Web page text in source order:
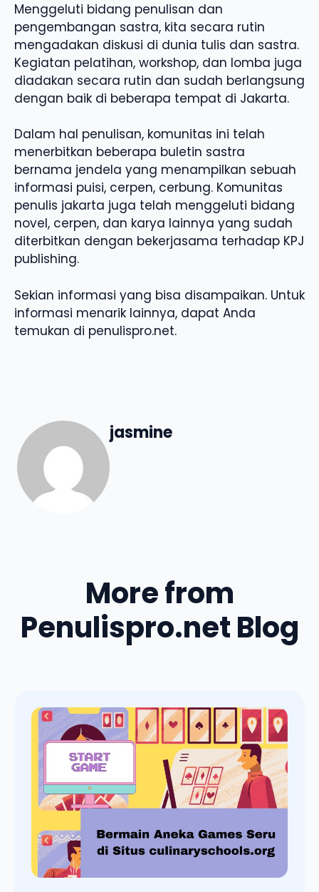
Menggeluti bidang penulisan dan
pengembangan sastra, kita secara rutin
mengadakan diskusi di dunia tulis dan sastra.
Kegiatan pelatihan, workshop, dan lomba juga
diadakan secara rutin dan sudah berlangsung
dengan baik di beberapa tempat di Jakarta.
Dalam hal penulisan, komunitas ini telah
menerbitkan beberapa buletin sastra
bernama jendela yang menampilkan sebuah
informasi puisi, cerpen, cerbung. Komunitas
penulis jakarta juga telah menggeluti bidang
novel, cerpen, dan karya lainnya yang sudah
diterbitkan dengan bekerjasama terhadap KPJ
publishing.
Sekian informasi yang bisa disampaikan. Untuk
informasi menarik lainnya, dapat Anda
temukan di penulispro.net.
jasmine
More from
Penulispro.net Blog